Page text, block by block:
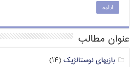
ادامه
عنوان مطالب
بازیهای نوستالژیک (۱۴)